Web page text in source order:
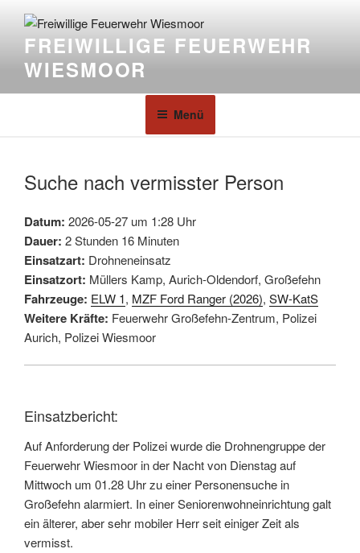
FREIWILLIGE FEUERWEHR
WIESMOOR
Menü
Suche nach vermisster Person
Datum: 2026-05-27 um 1:28 Uhr
Dauer: 2 Stunden 16 Minuten
Einsatzart: Drohneneinsatz
Einsatzort: Müllers Kamp, Aurich-Oldendorf, Großefehn
Fahrzeuge: ELW 1, MZF Ford Ranger (2026), SW-KatS
Weitere Kräfte: Feuerwehr Großefehn-Zentrum, Polizei
Aurich, Polizei Wiesmoor
Einsatzbericht:
Auf Anforderung der Polizei wurde die Drohnengruppe der
Feuerwehr Wiesmoor in der Nacht von Dienstag auf
Mittwoch um 01.28 Uhr zu einer Personensuche in
Großefehn alarmiert. In einer Seniorenwohneinrichtung galt
ein älterer, aber sehr mobiler Herr seit einiger Zeit als
vermisst.